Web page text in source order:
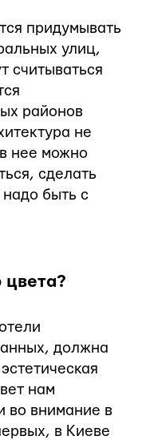
придумывать
улиц,
считываться
районов
не
нее можно
сделать
быть с
должна
нам
во внимание в
в Киеве